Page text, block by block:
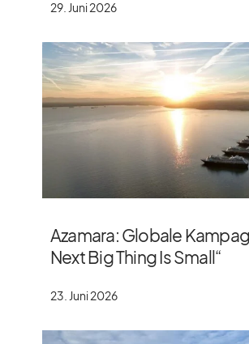
29. Juni 2026
Azamara: Globale
Next Big Thing Is Small“
23. Juni 2026